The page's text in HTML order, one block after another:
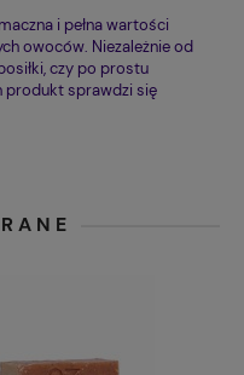
i pełna wartości
owoców. Niezależnie od
czy po prostu
produkt sprawdzi się